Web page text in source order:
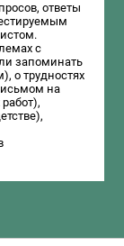
ответы
с
запоминать
о трудностях
на